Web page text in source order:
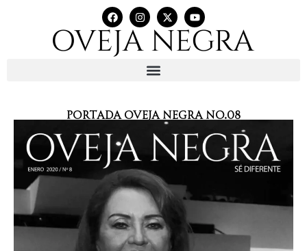
Portada Oveja Negra No.08